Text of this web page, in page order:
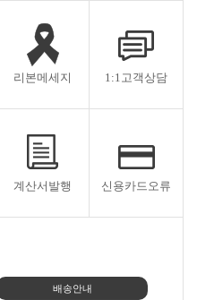
리본메세지 1:1고객상담
계산서발행 신용카드오류
배송안내